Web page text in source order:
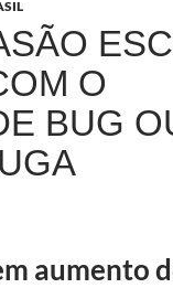
O
BUG
aumento